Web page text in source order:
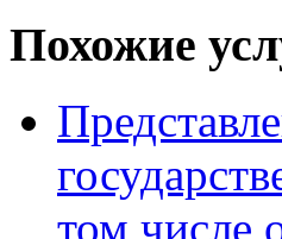
Похожие
том числе